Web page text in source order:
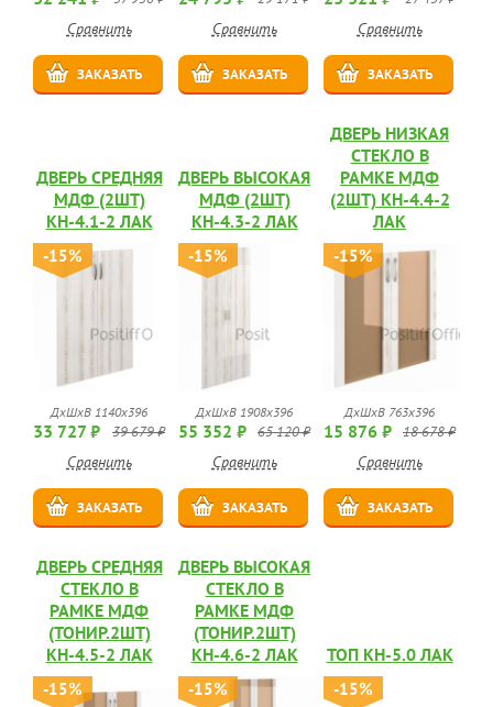
Сравнить
ЗАКАЗАТЬ
Сравнить
ЗАКАЗАТЬ
Сравнить
ЗАКАЗАТЬ
ДВЕРЬ СРЕДНЯЯ
МДФ (2ШТ)
КН-4.1-2 ЛАК
-15%
ДхШхВ 1140х396
33 727 ₽ 39 679 ₽
Сравнить
ЗАКАЗАТЬ
ДВЕРЬ ВЫСОКАЯ
МДФ (2ШТ)
КН-4.3-2 ЛАК
-15%
ДхШхВ 1908х396
55 352 ₽ 65 120 ₽
Сравнить
ЗАКАЗАТЬ
ДВЕРЬ НИЗКАЯ
СТЕКЛО В
РАМКЕ МДФ
(2ШТ) КН-4.4-2
ЛАК
-15%
ДхШхВ 763х396
15 876 ₽ 18 678 ₽
Сравнить
ЗАКАЗАТЬ
ДВЕРЬ СРЕДНЯЯ
СТЕКЛО В
РАМКЕ МДФ
(ТОНИР.2ШТ)
КН-4.5-2 ЛАК
-15%
ДВЕРЬ ВЫСОКАЯ
СТЕКЛО В
РАМКЕ МДФ
(ТОНИР.2ШТ)
КН-4.6-2 ЛАК
-15%
ТОП КН-5.0 ЛАК
-15%